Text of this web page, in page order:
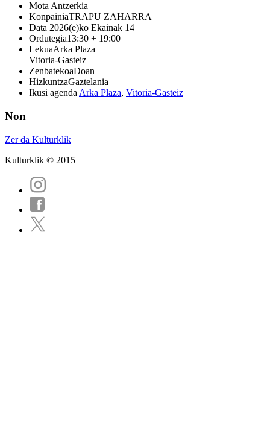
Mota Antzerkia
KonpainiaTRAPU ZAHARRA
Data 2026(e)ko Ekainak 14
Ordutegia13:30 + 19:00
LekuaArka Plaza
Vitoria-Gasteiz
ZenbatekoaDoan
HizkuntzaGaztelania
Ikusi agenda Arka Plaza, Vitoria-Gasteiz
Non
Zer da Kulturklik
Kulturklik © 2015